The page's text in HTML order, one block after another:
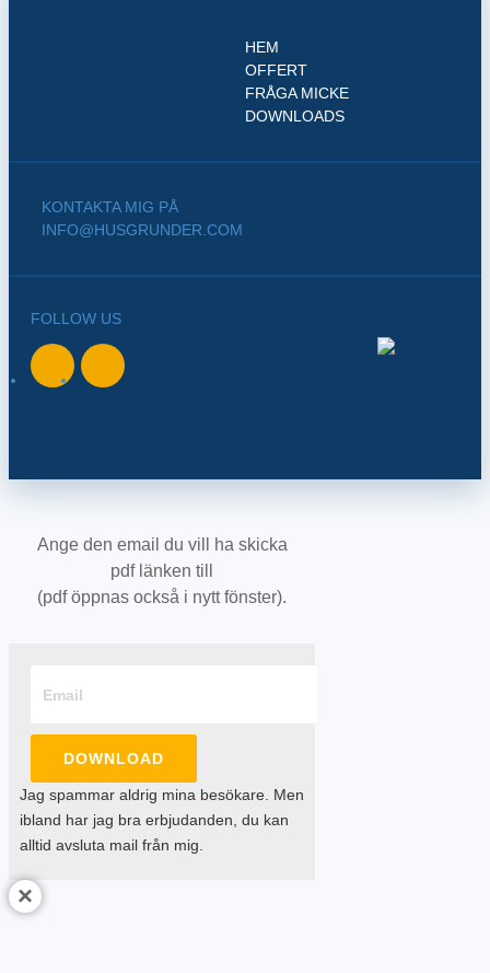
HEM
OFFERT
FRÅGA MICKE
DOWNLOADS
KONTAKTA MIG PÅ
INFO@HUSGRUNDER.COM
FOLLOW US
Ange den email du vill ha skicka
pdf länken till
(pdf öppnas också i nytt fönster).
DOWNLOAD
Jag spammar aldrig mina besökare. Men
ibland har jag bra erbjudanden, du kan
alltid avsluta mail från mig.
×